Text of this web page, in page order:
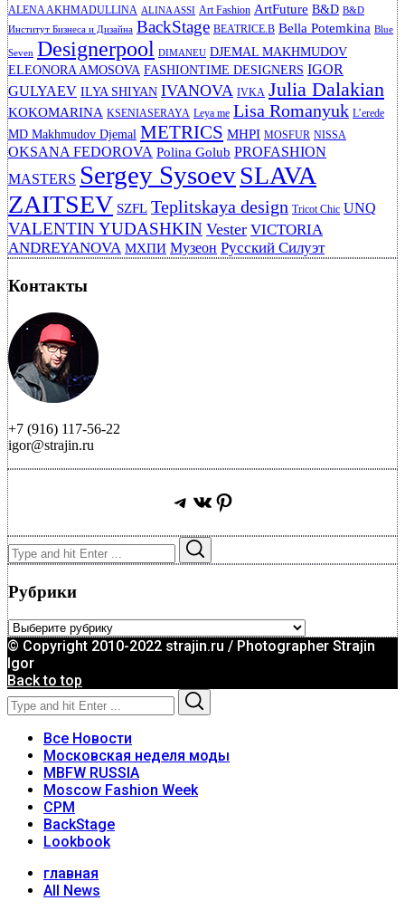
ALENA AKHMADULLINA ALINA ASSI Art Fashion ArtFuture B&D B&D
Институт Бизнеса и Дизайна BackStage BEATRICE.B Bella Potemkina Blue
Seven Designerpool DIMANEU DJEMAL MAKHMUDOV
ELEONORA AMOSOVA FASHIONTIME DESIGNERS IGOR
GULYAEV ILYA SHIYAN IVANOVA IVKA Julia Dalakian
KOKOMARINA KSENIASERAYA Leya me Lisa Romanyuk L’erede
MD Makhmudov Djemal METRICS MHPI MOSFUR NISSA
OKSANA FEDOROVA Polina Golub PROFASHION
MASTERS Sergey SysoevSLAVA
ZAITSEV SZFL Teplitskaya design Tricot Chic UNQ
VALENTIN YUDASHKIN Vester VICTORIA
ANDREYANOVA МХПИ Музеон Русский Силуэт
Контакты
+7 (916) 117-56-22
igor@strajin.ru
Telegram
ВКонтакте
Pinterest
Search
for:
Рубрики
Рубрики
© Copyright 2010-2022 strajin.ru / Photographer Strajin
Igor
Back to top
Search
for:
Все Новости
Московская неделя моды
MBFW RUSSIA
Moscow Fashion Week
CPM
BackStage
Lookbook
главная
All News